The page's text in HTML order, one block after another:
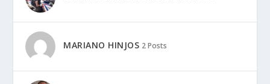
MARIANO HINJOS 2 Posts